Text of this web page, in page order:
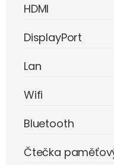
HDMI
DisplayPort
Lan
Wifi
Bluetooth
Čtečka